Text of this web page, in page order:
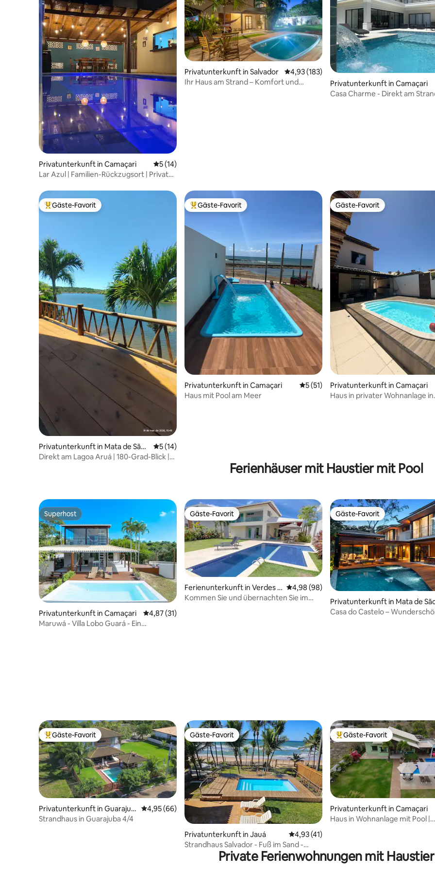
Privatunterkunft in Camaçari Durchschnittliche Bewertung: 5 von 5, 14 Bewertungen
5 (14)
Lar Azul | Familien-Rückzugsort | Privater
Privatunterkunft in Salvador Durchschnittliche Bewertung: 4,93 von 5,
4,93 (183)
Ihr Haus am Strand – Komfort und
Privatunterkunft in Camaçari
Casa Charme - Direkt am
Beliebter Gäste-Favorit.
Gäste-Favorit
Privatunterkunft in Mata de São
João
Durchschnittliche Bewertung: 5 von 5, 14 Bewertungen
5 (14)
Direkt am Lagoa Aruá | 180-Grad-Blick |
Beliebter Gäste-Favorit.
Gäste-Favorit
Privatunterkunft in Camaçari Durchschnittliche Bewertung: 5 von 5,
5 (51)
Haus mit Pool am Meer
Gäste-Favorit
Gäste-Favorit
Privatunterkunft in Camaçari
Haus in privater Wohnanlage in
Ferienhäuser mit Haustier mit Pool
Superhost
Superhost
Privatunterkunft in Camaçari Durchschnittliche Bewertung: 4,87 von 5, 31 Bewertungen
4,87 (31)
Maruwá - Villa Lobo Guará - Ein
Gäste-Favorit
Gäste-Favorit
Ferienunterkunft in Verdes H
orizontes
Durchschnittliche Bewertung: 4,98 von 5,
4,98 (98)
Kommen Sie und übernachten Sie im
Gäste-Favorit
Gäste-Favorit
Privatunterkunft in Mata de
oão
Casa do Castelo –
Beliebter Gäste-Favorit.
Gäste-Favorit
Privatunterkunft in Guarajub
a
Durchschnittliche Bewertung: 4,95 von 5, 66 Bewertungen
4,95 (66)
Strandhaus in Guarajuba 4/4
Gäste-Favorit
Gäste-Favorit
Privatunterkunft in Jauá Durchschnittliche Bewertung: 4,93 von 5,
4,93 (41)
Strandhaus Salvador - Fuß im Sand -
Linha Verde
Beliebter Gäste-Favorit.
Gäste-Favorit
Privatunterkunft in Camaçari
Haus in Wohnanlage mit Pool |
Private Ferienwohnungen mit Haustier